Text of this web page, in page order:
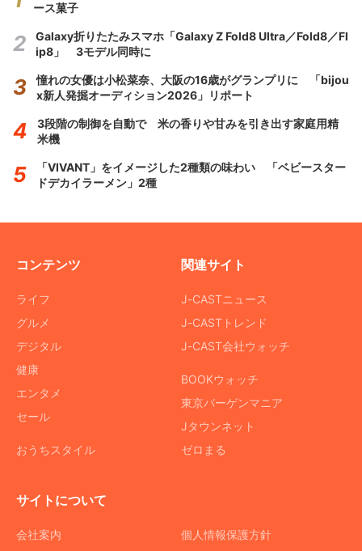
ース菓子
Galaxy折りたたみスマホ「Galaxy Z Fold8 Ultra／Fold8／Fl
ip8」 3モデル同時に
憧れの女優は小松菜奈、大阪の16歳がグランプリに 「bijou
x新人発掘オーディション2026」リポート
3段階の制御を自動で 米の香りや甘みを引き出す家庭用精
米機
「VIVANT」をイメージした2種類の味わい 「ベビースター
ドデカイラーメン」2種
コンテンツ
ライフ
グルメ
デジタル
健康
エンタメ
セール
おうちスタイル
関連サイト
J-CASTニュース
J-CASTトレンド
J-CAST会社ウォッチ
BOOKウォッチ
東京バーゲンマニア
Jタウンネット
ゼロまる
サイトについて
会社案内 個人情報保護方針